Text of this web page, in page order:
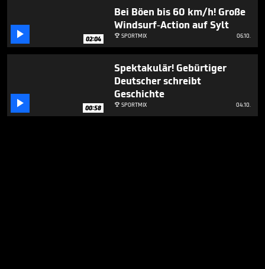
 02:04
Bei Böen bis 60 km/h! Große
Windsurf-Action auf Sylt
 SPORTMIX 06.10.
 00:58
Spektakulär! Gebürtiger
Deutscher schreibt
Geschichte
 SPORTMIX 04.10.